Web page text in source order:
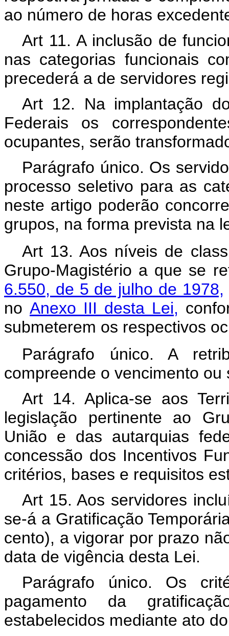
ao número de horas
Art 11. A inclusão de
nas categorias funcionais
precederá a de servidores
Art 12. Na implantação
Federais os
ocupantes, serão
Parágrafo único. Os
processo seletivo para as
neste artigo poderão
grupos, na forma prevista na
Art 13. Aos níveis de
Grupo-Magistério a que se
6.550, de 5 de julho de 1978,
no Anexo III desta Lei,
submeterem os respectivos
Parágrafo único. A
compreende o vencimento
Art 14. Aplica-se aos
legislação pertinente ao
União e das autarquias
concessão dos Incentivos
critérios, bases e requisitos
Art 15. Aos servidores
se-á a Gratificação
cento), a vigorar por prazo
data de vigência desta Lei.
Parágrafo único. Os
pagamento da
estabelecidos mediante ato